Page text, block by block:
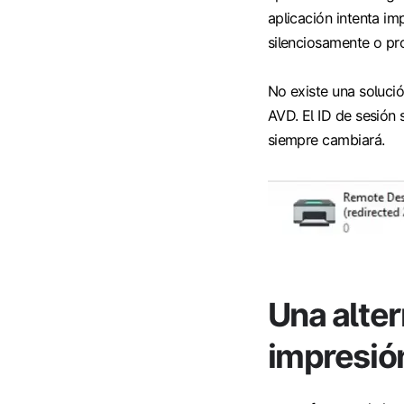
aplicación intenta
silenciosamente o
No existe una
AVD. El ID de
siempre cambiará.
Una